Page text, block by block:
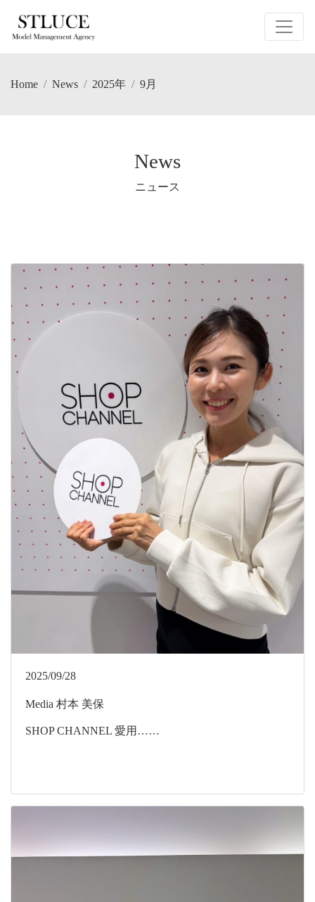
Home News 2025年 9月
News
ニュース
2025/09/28
Media 村本 美保
SHOP CHANNEL 愛用……